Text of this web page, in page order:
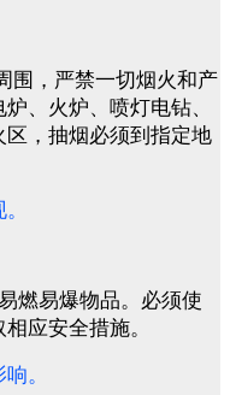
围，严禁一切烟火和产
、火炉、喷灯电钻、
，抽烟必须到指定地
燃易爆物品。必须使
应安全措施。
。